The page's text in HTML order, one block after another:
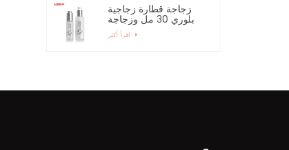
زجاجة قطارة زجاجية
بلوري 30 مل وزجاجة
رذاذ زجاجية بمضخة 60
مل